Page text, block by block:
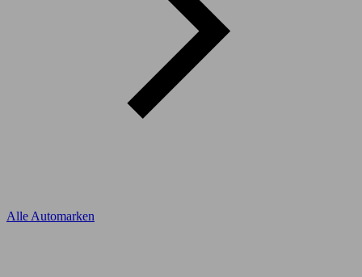
Alle Automarken